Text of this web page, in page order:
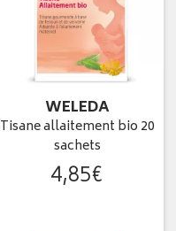
WELEDA
Tisane allaitement bio 20
sachets
4,85€